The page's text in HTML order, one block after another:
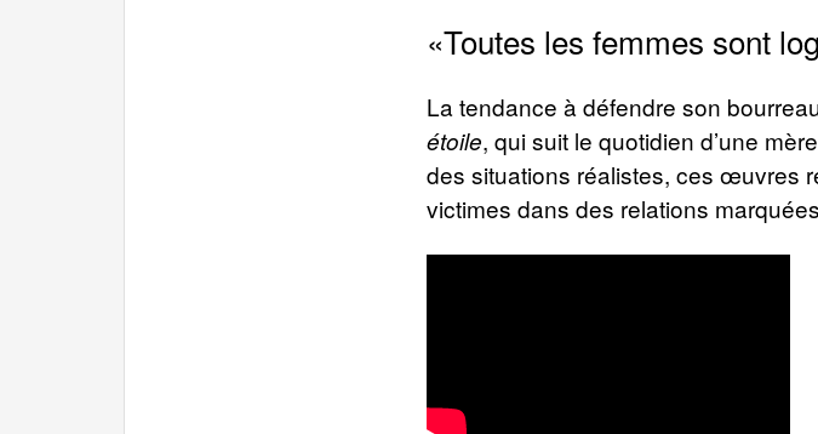
«Toutes les femmes sont
La tendance à défendre son
étoile, qui suit le quotidien d’une
des situations réalistes, ces œuvres
victimes dans des relations